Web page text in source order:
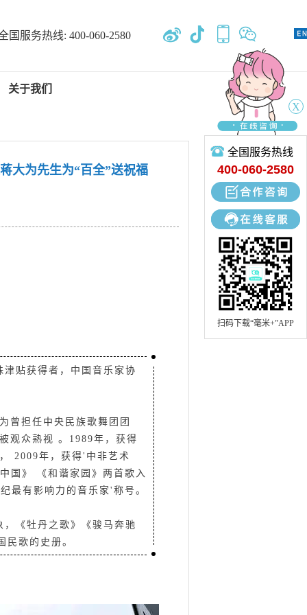
国服务热线: 400-060-2580
关于我们
新闻中心
大为先生为“百全”送祝福
贴获得者，中国音乐家协
曾担任中央民族歌舞团团
观众熟视 。1989年，获得
2009年，获得'中非艺术
国》 《和谐家园》两首歌入
最有影响力的音乐家'称号。
《牡丹之歌》《骏马奔驰
歌的史册。
X
全国服务热线
400-060-2580
扫码下载“毫米+”APP